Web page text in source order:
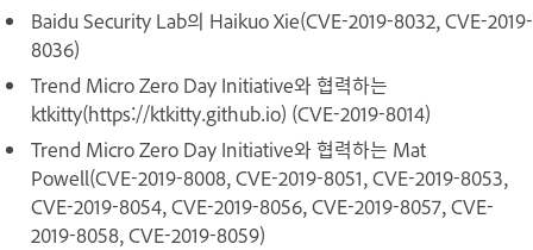
Baidu Security Lab의 Haikuo Xie(CVE-2019-8032, CVE-2019-
8036)
Trend Micro Zero Day Initiative와 협력하는
ktkitty(https://ktkitty.github.io) (CVE-2019-8014)
Trend Micro Zero Day Initiative와 협력하는 Mat
Powell(CVE-2019-8008, CVE-2019-8051, CVE-2019-8053,
CVE-2019-8054, CVE-2019-8056, CVE-2019-8057, CVE-
2019-8058, CVE-2019-8059)